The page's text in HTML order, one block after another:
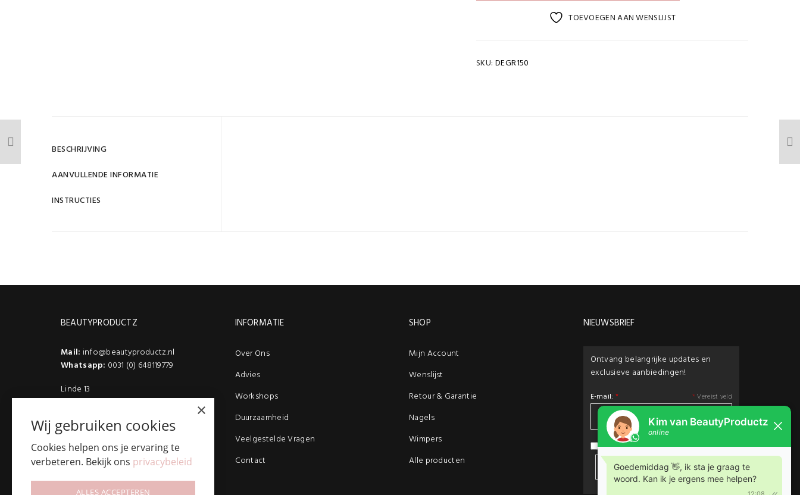
TOEVOEGEN AAN WENSLIJST
SKU: DEGR150
BESCHRIJVING
AANVULLENDE INFORMATIE
INSTRUCTIES
BEAUTYPRODUCTZ
Mail: info@beautyproductz.nl
Whatsapp: 0031 (0) 648119779
Linde 13
5509 NH Veldhoven
INFORMATIE
Over Ons
Advies
Workshops
Duurzaamheid
Veelgestelde Vragen
Contact
SHOP
Mijn Account
Wenslijst
Retour & Garantie
Nagels
Wimpers
Alle producten
NIEUWSBRIEF
Ontvang belangrijke updates en
exclusieve aanbiedingen!
* Vereist veld
E-mail: *
Ik ga akkoord met hetprivacybeleid
×
Wij gebruiken cookies
Cookies helpen ons je ervaring te
verbeteren. Bekijk ons privacybeleid
ALLES ACCEPTEREN